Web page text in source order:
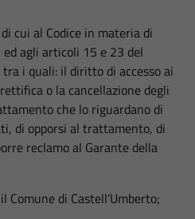
cui al Codice in materia di
agli articoli 15 e 23 del
i quali: il diritto di accesso ai
o la cancellazione degli
che lo riguardano di
di opporsi al trattamento, di
reclamo al Garante della
di Castell’Umberto;
possono
essere
disabilitati.
Questi cookie
non raccolgono
informazioni
personali.